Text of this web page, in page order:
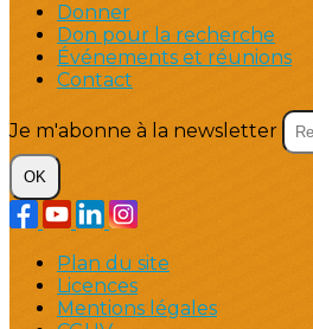
Donner
Don pour la recherche
Événements et réunions
Contact
Je m'abonne à la newsletter
OK
Plan du site
Licences
Mentions légales